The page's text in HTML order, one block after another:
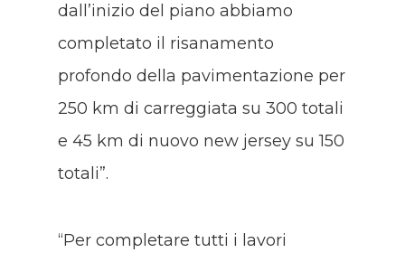
dall’inizio del piano abbiamo
completato il risanamento
profondo della pavimentazione per
250 km di carreggiata su 300 totali
e 45 km di nuovo new jersey su 150
totali”.
“Per completare tutti i lavori